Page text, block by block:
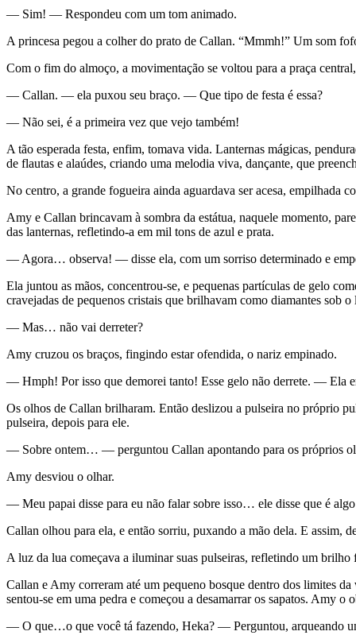
— Sim! — Respondeu com um tom animado.
A princesa pegou a colher do prato de Callan. “Mmmh!” Um som
Com o fim do almoço, a movimentação se voltou para a praça
— Callan. — ela puxou seu braço. — Que tipo de festa é essa?
— Não sei, é a primeira vez que vejo também!
A tão esperada festa, enfim, tomava vida. Lanternas mágicas,
de flautas e alaúdes, criando uma melodia viva, dançante, que
No centro, a grande fogueira ainda aguardava ser acesa, empilhada
Amy e Callan brincavam à sombra da estátua, naquele momento,
das lanternas, refletindo-a em mil tons de azul e prata.
— Agora… observa! — disse ela, com um sorriso determinado e
Ela juntou as mãos, concentrou-se, e pequenas partículas de gelo
cravejadas de pequenos cristais que brilhavam como diamantes sob o
— Mas… não vai derreter?
Amy cruzou os braços, fingindo estar ofendida, o nariz empinado.
— Hmph! Por isso que demorei tanto! Esse gelo não derrete. — Ela
Os olhos de Callan brilharam. Então deslizou a pulseira no próprio
pulseira, depois para ele.
— Sobre ontem… — perguntou Callan apontando para os próprios
Amy desviou o olhar.
— Meu papai disse para eu não falar sobre isso… ele disse que é
Callan olhou para ela, e então sorriu, puxando a mão dela. E assim,
A luz da lua começava a iluminar suas pulseiras, refletindo um
Callan e Amy correram até um pequeno bosque dentro dos limites
sentou-se em uma pedra e começou a desamarrar os sapatos. Amy o
— O que…o que você tá fazendo, Heka? — Perguntou, arqueando